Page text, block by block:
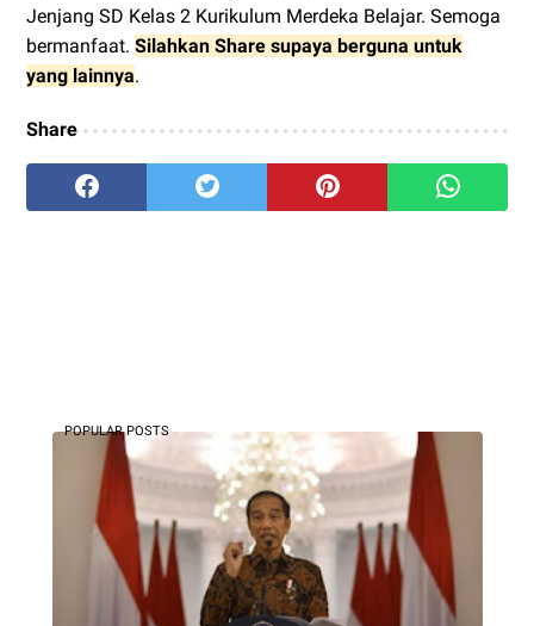
Jenjang SD Kelas 2 Kurikulum Merdeka Belajar. Semoga
bermanfaat. Silahkan Share supaya berguna untuk
yang lainnya.
Share
POPULAR POSTS